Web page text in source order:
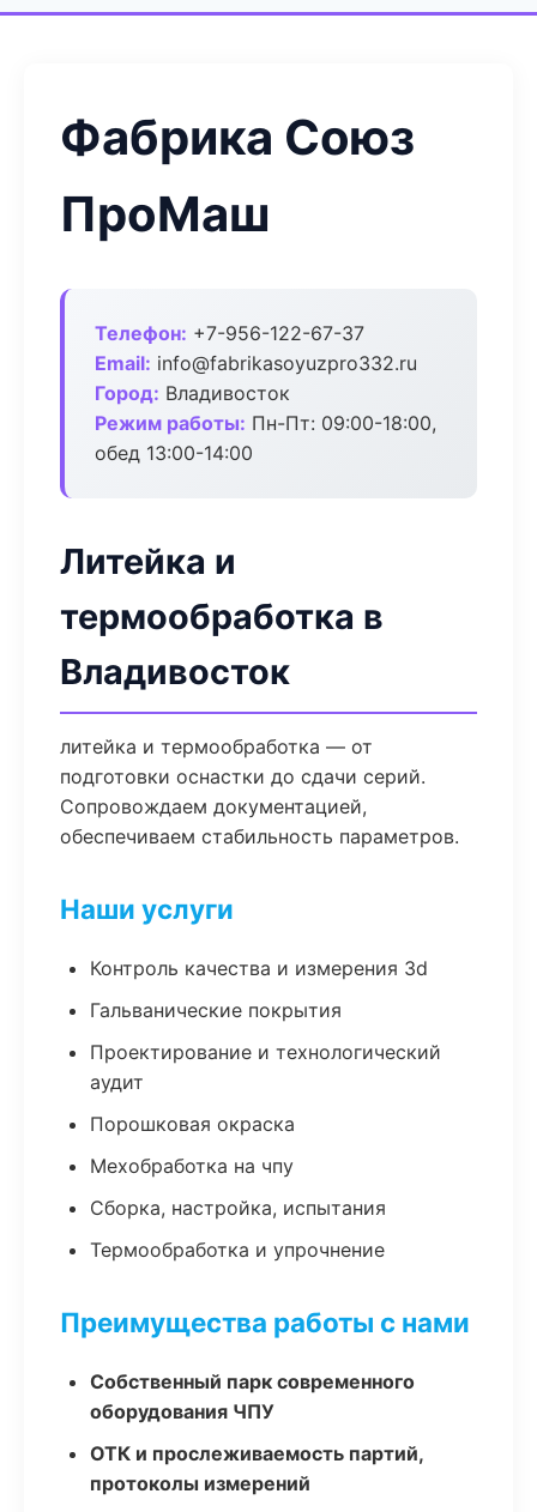
Фабрика Союз
ПроМаш
Телефон: +7-956-122-67-37
Email: info@fabrikasoyuzpro332.ru
Город: Владивосток
Режим работы: Пн-Пт: 09:00-18:00,
обед 13:00-14:00
Литейка и
термообработка в
Владивосток
литейка и термообработка — от
подготовки оснастки до сдачи серий.
Сопровождаем документацией,
обеспечиваем стабильность параметров.
Наши услуги
Контроль качества и измерения 3d
Гальванические покрытия
Проектирование и технологический
аудит
Порошковая окраска
Мехобработка на чпу
Сборка, настройка, испытания
Термообработка и упрочнение
Преимущества работы с нами
Собственный парк современного
оборудования ЧПУ
ОТК и прослеживаемость партий,
протоколы измерений